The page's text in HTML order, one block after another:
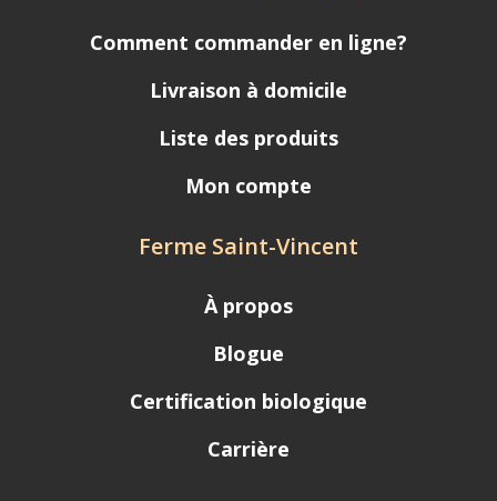
Comment commander en ligne?
Livraison à domicile
Liste des produits
Mon compte
Ferme Saint-Vincent
À propos
Blogue
Certification biologique
Carrière